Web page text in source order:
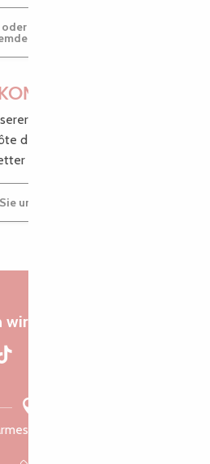
guten Tipps und
de Granit Rose, melden Sie
an.
unseren Newsletter
verbunden
22300 Lannion